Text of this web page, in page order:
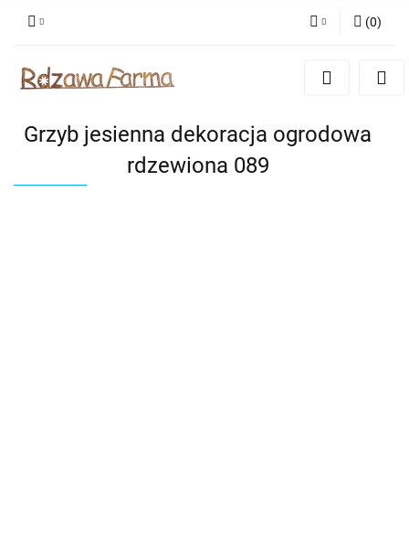
Zaloguj się
Dodaj zgłoszenie
Zgody cookies
(0)
Grzyb jesienna dekoracja ogrodowa
rdzewiona 089